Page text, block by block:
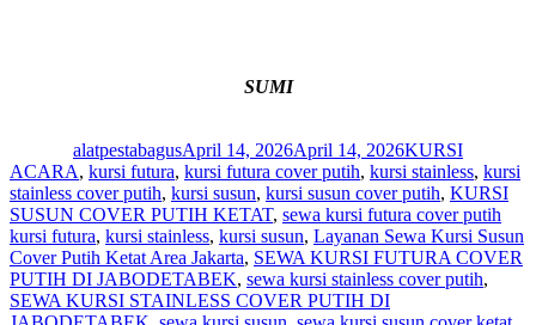
SUMI
alatpestabagusApril 14, 2026April 14, 2026KURSI
ACARA, kursi futura, kursi futura cover putih, kursi stainless, kursi
stainless cover putih, kursi susun, kursi susun cover putih, KURSI
SUSUN COVER PUTIH KETAT, sewa kursi futura cover putih
kursi futura, kursi stainless, kursi susun, Layanan Sewa Kursi Susun
Cover Putih Ketat Area Jakarta, SEWA KURSI FUTURA COVER
PUTIH DI JABODETABEK, sewa kursi stainless cover putih,
SEWA KURSI STAINLESS COVER PUTIH DI